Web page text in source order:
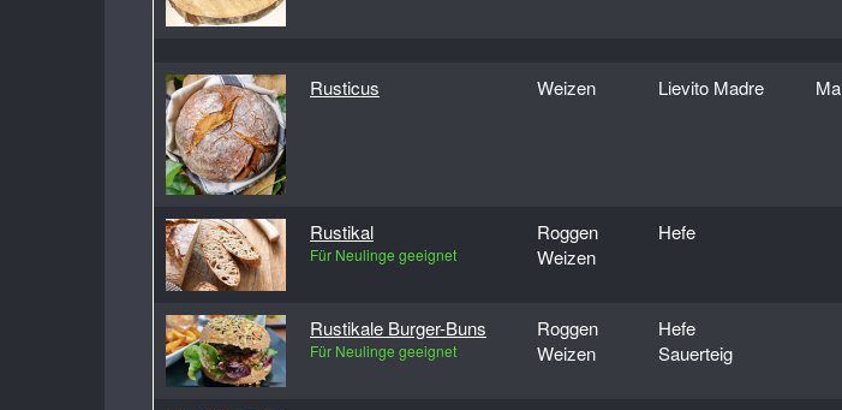
Rusticus Weizen Lievito Madre
Rustikal
Für Neulinge geeignet
Roggen
Weizen
Hefe
Rustikale Burger-Buns
Für Neulinge geeignet
Roggen
Weizen
Hefe
Sauerteig